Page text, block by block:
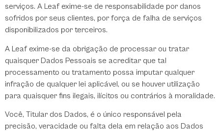
serviços. A Leaf exime-se de responsabilidade por danos
sofridos por seus clientes, por força de falha de serviços
disponibilizados por terceiros.
A Leaf exime-se da obrigação de processar ou tratar
quaisquer Dados Pessoais se acreditar que tal
processamento ou tratamento possa imputar qualquer
infração de qualquer lei aplicável, ou se houver utilização
para quaisquer fins ilegais, ilícitos ou contrários à moralidade.
Você, Titular dos Dados, é o único responsável pela
precisão, veracidade ou falta dela em relação aos Dados